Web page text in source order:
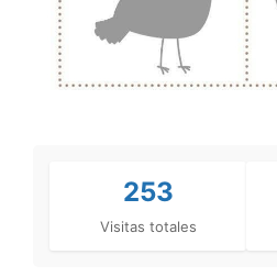
253
Visitas totales